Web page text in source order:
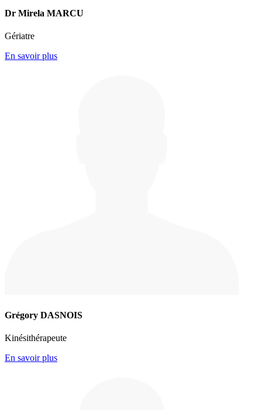
Dr Mirela MARCU
Gériatre
En savoir plus
Grégory DASNOIS
Kinésithérapeute
En savoir plus